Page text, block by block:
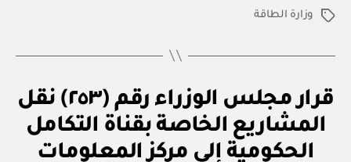
الوسوموزارة الطاقة
التصنيفاتقر
ار
قرار مجلس الوزراء رقم (٢٥٣) نقل
المشاريع الخاصة بقناة التكامل
الحكومية إلى مركز المعلومات